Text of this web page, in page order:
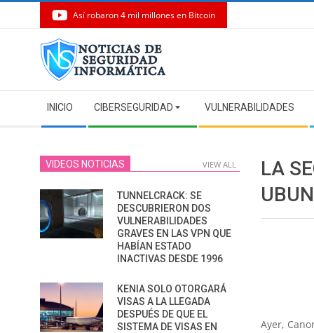
Así robaron 4 mil millones en Bitcoin
Navigation
Menu
INICIO CIBERSEGURIDAD VULNERABILIDADES
LA
Ayer,
VIDEOS NOTICIAS VIEW ALL
TUNNELCRACK: SE
DESCUBRIERON DOS
VULNERABILIDADES
GRAVES EN LAS VPN QUE
HABÍAN ESTADO
INACTIVAS DESDE 1996
KENIA SOLO OTORGARÁ
VISAS A LA LLEGADA
DESPUÉS DE QUE EL
SISTEMA DE VISAS EN